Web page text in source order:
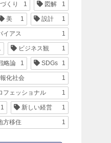
くり 1 図解 1
美 1 設計 1
イアス 1
ビジネス観 1
略論 1 SDGs 1
化社会 1
フェッショナル 1
1 新しい経営 1
方移住 1